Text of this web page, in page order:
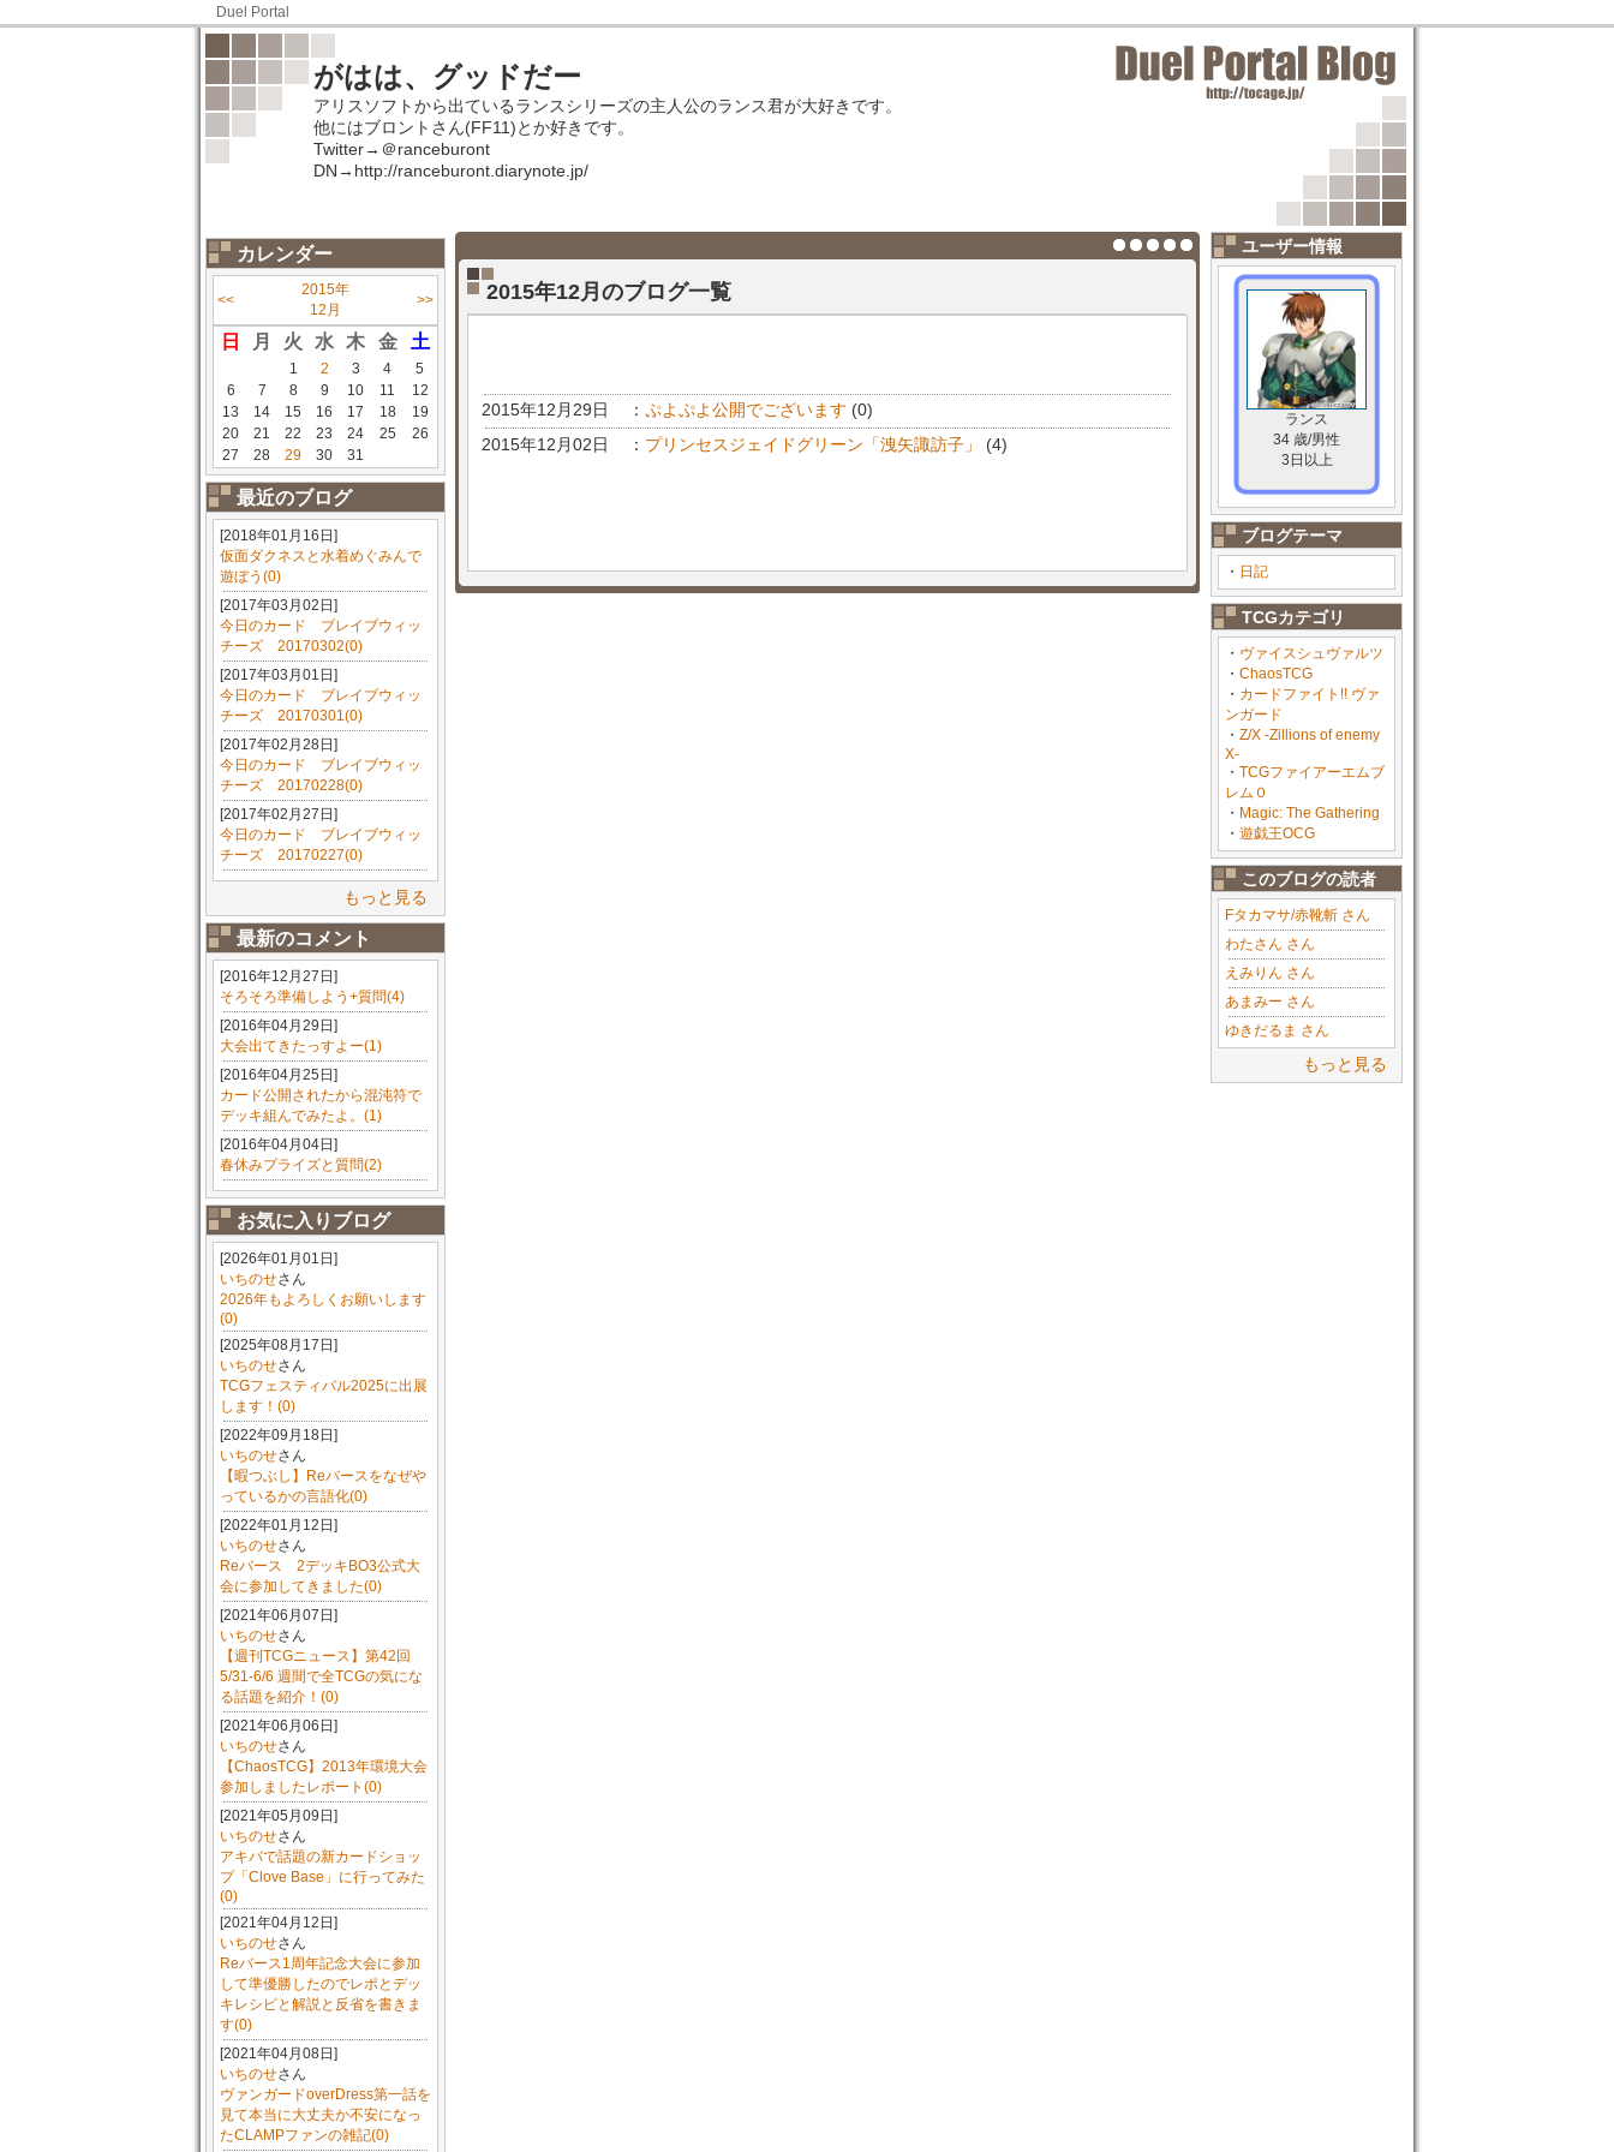
Duel Portal
がはは、グッドだー
アリスソフトから出ているランスシリーズの主人公のランス君が大好きです。
他にはブロントさん(FF11)とか好きです。
Twitter→＠ranceburont
DN→http://ranceburont.diarynote.jp/
カレンダー
<<
2015年
12月
>>
日 月 火 水 木 金 土
1 2 3 4
5
6
7 8 9 10 11
12
13
14 15 16 17 18
19
20
21 22 23 24 25
26
27
28 29 30 31
最近のブログ
[2018年01月16日]
仮面ダクネスと水着めぐみんで
遊ぼう(0)
[2017年03月02日]
今日のカード ブレイブウィッ
チーズ 20170302(0)
[2017年03月01日]
今日のカード ブレイブウィッ
チーズ 20170301(0)
[2017年02月28日]
今日のカード ブレイブウィッ
チーズ 20170228(0)
[2017年02月27日]
今日のカード ブレイブウィッ
チーズ 20170227(0)
もっと見る
最新のコメント
[2016年12月27日]
そろそろ準備しよう+質問(4)
[2016年04月29日]
大会出てきたっすよー(1)
[2016年04月25日]
カード公開されたから混沌符で
デッキ組んでみたよ。(1)
[2016年04月04日]
春休みプライズと質問(2)
お気に入りブログ
[2026年01月01日]
いちのせさん
2026年もよろしくお願いします
(0)
[2025年08月17日]
いちのせさん
TCGフェスティバル2025に出展
します！(0)
[2022年09月18日]
いちのせさん
【暇つぶし】Reバースをなぜや
っているかの言語化(0)
[2022年01月12日]
いちのせさん
Reバース 2デッキBO3公式大
会に参加してきました(0)
[2021年06月07日]
いちのせさん
【週刊TCGニュース】第42回
5/31-6/6 週間で全TCGの気にな
る話題を紹介！(0)
[2021年06月06日]
いちのせさん
【ChaosTCG】2013年環境大会
参加しましたレポート(0)
[2021年05月09日]
いちのせさん
アキバで話題の新カードショッ
プ「Clove Base」に行ってみた
(0)
[2021年04月12日]
いちのせさん
Reバース1周年記念大会に参加
して準優勝したのでレポとデッ
キレシピと解説と反省を書きま
す(0)
[2021年04月08日]
いちのせさん
ヴァンガードoverDress第一話を
見て本当に大丈夫か不安になっ
たCLAMPファンの雑記(0)
ユーザー情報
ランス
34 歳/男性
3日以上
ブログテーマ
・ 日記
TCGカテゴリ
・ ヴァイスシュヴァルツ
・ ChaosTCG
・ カードファイト!! ヴァ
ンガード
・ Z/X -Zillions of enemy
X-
・ TCGファイアーエムブ
レム０
・ Magic: The Gathering
・ 遊戯王OCG
このブログの読者
Fタカマサ/赤靴斬 さん
わたさん さん
えみりん さん
あまみー さん
ゆきだるま さん
もっと見る
2015年12月のブログ一覧
2015年12月29日 ： ぷよぷよ公開でございます (0)
2015年12月02日
： プリンセスジェイドグリーン「洩矢諏訪子」 (4)